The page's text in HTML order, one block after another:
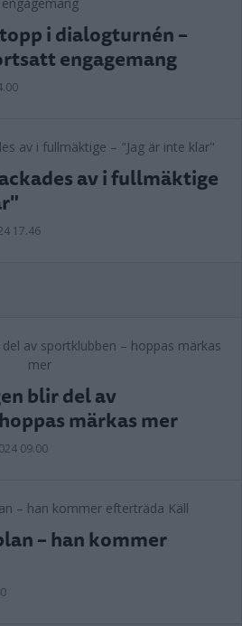
i dialogturnén –
engagemang
av i fullmäktige
17.46
blir del av
märkas mer
09.00
– han kommer